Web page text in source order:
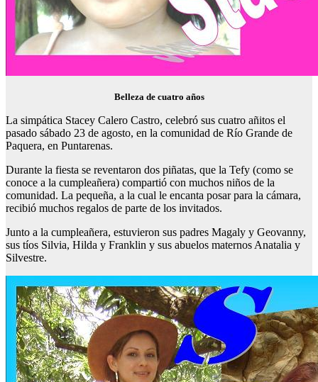
Belleza de cuatro años
La simpática Stacey Calero Castro, celebró sus cuatro añitos el
pasado sábado 23 de agosto, en la comunidad de Río Grande de
Paquera, en Puntarenas.
Durante la fiesta se reventaron dos piñatas, que la Tefy (como se
conoce a la cumpleañera) compartió con muchos niños de la
comunidad. La pequeña, a la cual le encanta posar para la cámara,
recibió muchos regalos de parte de los invitados.
Junto a la cumpleañera, estuvieron sus padres Magaly y Geovanny,
sus tíos Silvia, Hilda y Franklin y sus abuelos maternos Anatalia y
Silvestre.